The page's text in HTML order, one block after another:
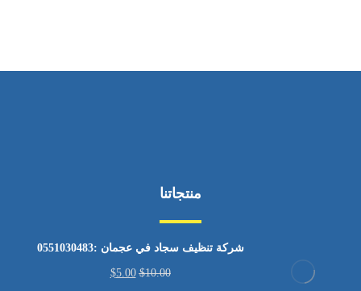
منتجاتنا
شركة تنظيف سجاد في عجمان :0551030483
$10.00
$5.00